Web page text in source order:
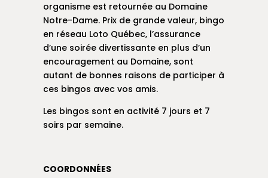
organisme est retournée au Domaine
Notre-Dame. Prix de grande valeur, bingo
en réseau Loto Québec, l’assurance
d’une soirée divertissante en plus d’un
encouragement au Domaine, sont
autant de bonnes raisons de participer à
ces bingos avec vos amis.
Les bingos sont en activité 7 jours et 7
soirs par semaine.
COORDONNÉES